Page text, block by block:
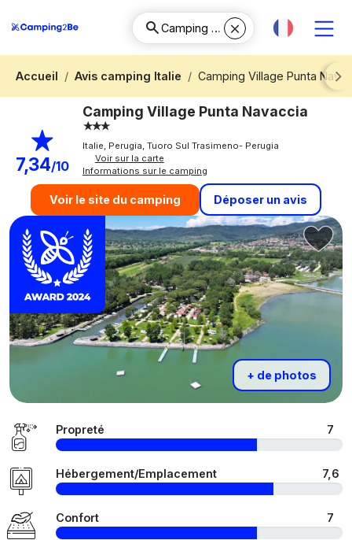
Accueil Avis camping Italie
Camping Village Punta
Next
7,34/10
Camping Village Punta Navaccia
Italie, Perugia, Tuoro Sul Trasimeno- Perugia
Voir sur la carte
Informations sur le camping
Voir le site du camping Déposer un avis
+ de photos
Propreté 7
Hébergement/Emplacement 7,6
Confort 7